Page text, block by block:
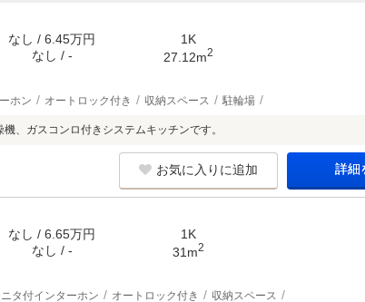
なし / 6.45万円
なし / -
1K
27.12m2
ホン オートロック付き 収納スペース 駐輪場
、ガスコンロ付きシステムキッチンです。
お気に入りに追加 詳細
なし / 6.65万円
なし / -
1K
31m2
タ付インターホン オートロック付き 収納スペース